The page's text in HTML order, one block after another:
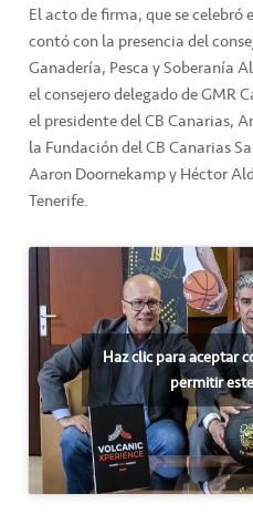
El acto de firma, que se
contó con la presencia del
Ganadería, Pesca y Soberanía
el consejero delegado de GMR
el presidente del CB Canarias,
la Fundación del CB Canarias
Aaron Doornekamp y Héctor
Tenerife.
Haz clic para aceptar
permitir